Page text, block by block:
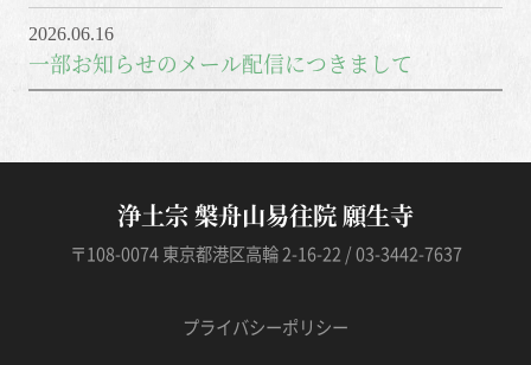
2026.06.16
一部お知らせのメール配信につきまして
浄土宗 槃舟山易往院 願生寺
〒108-0074 東京都港区高輪 2-16-22 / 03-3442-7637
プライバシーポリシー